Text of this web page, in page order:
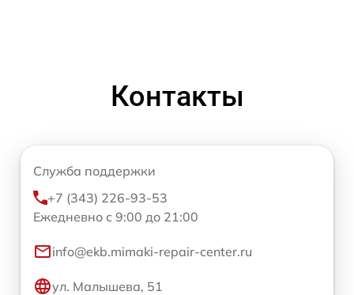
Контакты
Служба поддержки
+7 (343) 226-93-53
Ежедневно с 9:00 до 21:00
info@ekb.mimaki-repair-center.ru
ул. Малышева, 51